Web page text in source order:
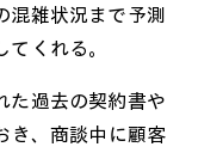
混雑状況まで予測
くれる。
た過去の契約書や
き、商談中に顧客